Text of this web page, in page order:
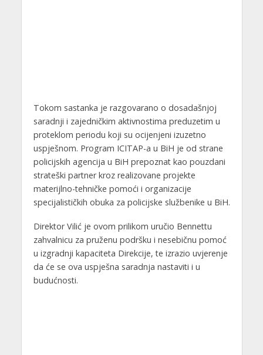
Tokom sastanka je razgovarano o dosadašnjoj
saradnji i zajedničkim aktivnostima preduzetim u
proteklom periodu koji su ocijenjeni izuzetno
uspješnom. Program ICITAP-a u BiH je od strane
policijskih agencija u BiH prepoznat kao pouzdani
strateški partner kroz realizovane projekte
materijlno-tehničke pomoći i organizacije
specijalističkih obuka za policijske službenike u BiH.
Direktor Vilić je ovom prilikom uručio Bennettu
zahvalnicu za pruženu podršku i nesebičnu pomoć
u izgradnji kapaciteta Direkcije, te izrazio uvjerenje
da će se ova uspješna saradnja nastaviti i u
budućnosti.